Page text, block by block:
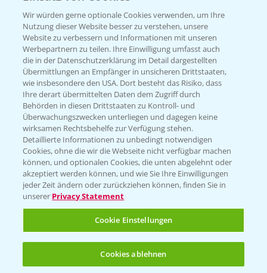
Hilfe in Notfällen
T.+49 (0)214/30-20220
Folgen Sie uns
Allgemeine Nutzungsbedingungen
Datenschutzerklärung
Impressum
Gebrauchshinweise
Wir würden gerne optionale Cookies verwenden, um Ihre
Nutzung dieser Website besser zu verstehen, unsere
Website zu verbessern und Informationen mit unseren
Werbepartnern zu teilen. Ihre Einwilligung umfasst auch
die in der Datenschutzerklärung im Detail dargestellten
Übermittlungen an Empfänger in unsicheren Drittstaaten,
wie insbesondere den USA. Dort besteht das Risiko, dass
Ihre derart übermittelten Daten dem Zugriff durch
Behörden in diesen Drittstaaten zu Kontroll- und
Überwachungszwecken unterliegen und dagegen keine
wirksamen Rechtsbehelfe zur Verfügung stehen.
Detaillierte Informationen zu unbedingt notwendigen
Cookies, ohne die wir die Webseite nicht verfügbar machen
können, und optionalen Cookies, die unten abgelehnt oder
akzeptiert werden können, und wie Sie Ihre Einwilligungen
jeder Zeit ändern oder zurückziehen können, finden Sie in
unserer Privacy Statement
Cookie Einstellungen
Cookies ablehnen